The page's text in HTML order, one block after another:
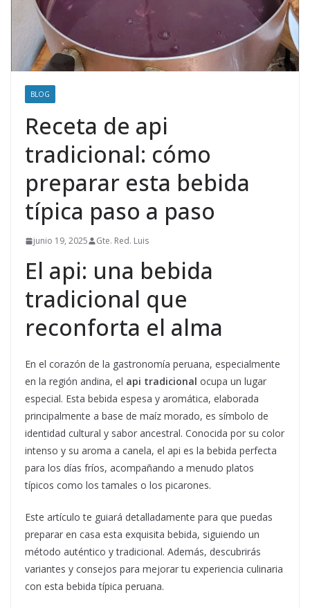
BLOG
Receta de api
tradicional: cómo
preparar esta bebida
típica paso a paso
junio 19, 2025 Gte. Red. Luis
El api: una bebida
tradicional que
reconforta el alma
En el corazón de la gastronomía peruana, especialmente
en la región andina, el api tradicional ocupa un lugar
especial. Esta bebida espesa y aromática, elaborada
principalmente a base de maíz morado, es símbolo de
identidad cultural y sabor ancestral. Conocida por su color
intenso y su aroma a canela, el api es la bebida perfecta
para los días fríos, acompañando a menudo platos
típicos como los tamales o los picarones.
Este artículo te guiará detalladamente para que puedas
preparar en casa esta exquisita bebida, siguiendo un
método auténtico y tradicional. Además, descubrirás
variantes y consejos para mejorar tu experiencia culinaria
con esta bebida típica peruana.